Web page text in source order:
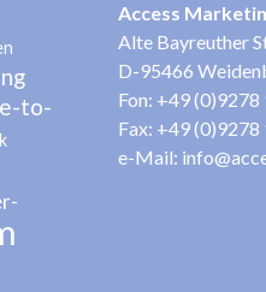
to-
Access
Alte Bayreuther
D-95466
Fon: +49 (0)9278
Fax: +49 (0)9278
e-Mail: